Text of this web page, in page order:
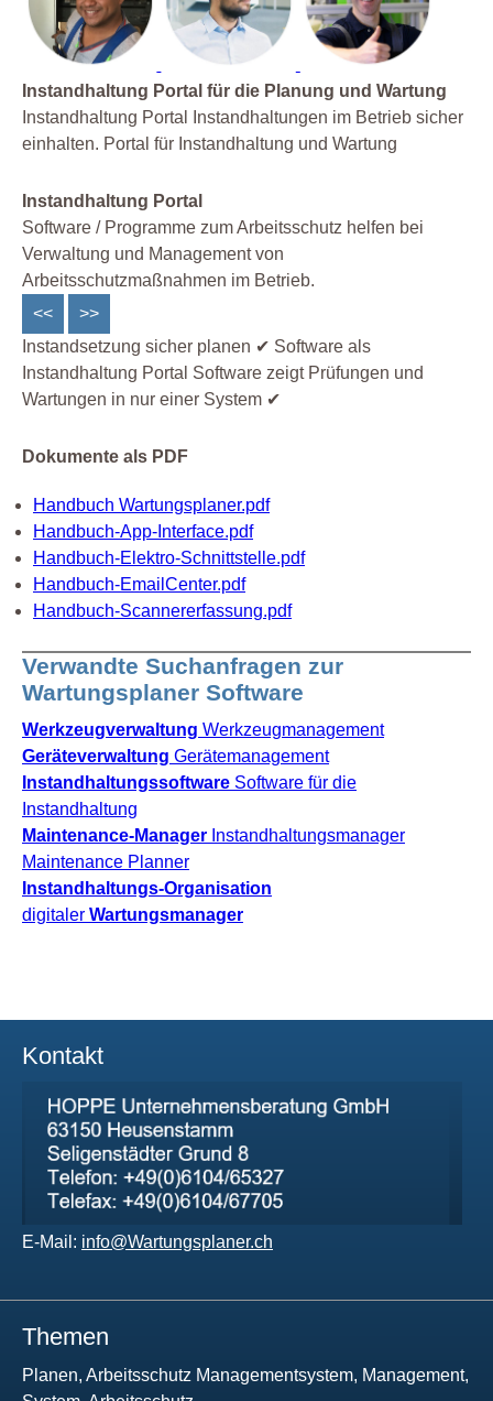
Instandhaltung Portal für die Planung und Wartung
Instandhaltung Portal Instandhaltungen im Betrieb sicher
einhalten. Portal für Instandhaltung und Wartung
Instandhaltung Portal
Software / Programme zum Arbeitsschutz helfen bei
Verwaltung und Management von
Arbeitsschutzmaßnahmen im Betrieb.
<<
>>
Instandsetzung sicher planen ✔ Software als
Instandhaltung Portal Software zeigt Prüfungen und
Wartungen in nur einer System ✔
Dokumente als PDF
Handbuch Wartungsplaner.pdf
Handbuch-App-Interface.pdf
Handbuch-Elektro-Schnittstelle.pdf
Handbuch-EmailCenter.pdf
Handbuch-Scannererfassung.pdf
Verwandte Suchanfragen zur
Wartungsplaner Software
Werkzeugverwaltung Werkzeugmanagement
Geräteverwaltung Gerätemanagement
Instandhaltungssoftware Software für die
Instandhaltung
Maintenance-Manager Instandhaltungsmanager
Maintenance Planner
Instandhaltungs-Organisation
digitaler Wartungsmanager
Kontakt
E-Mail: info@Wartungsplaner.ch
Themen
Planen, Arbeitsschutz Managementsystem, Management,